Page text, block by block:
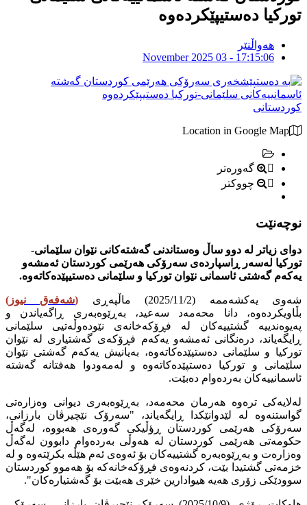
تورکیا دەستیپێکردەوە
هەواڵنێر
November 2025 03 - 17:15:06
کوردستانی
Location in Google Map
گەورەتر
چووکتر
نوچەنێت
دوای زیاتر لە دوو ساڵ وەستاندنی گەشتەکانی نێوان سلێمانی-
تورکیا لەسەر ڕاسپاردەی سەرۆکی هەرێمی کوردستان ئەمشەو
یەکەم گەشتی ئاسمانی نێوان تورکیا و سلێمانی دەستیپێدەکاتەوە.
شەوی یەکشەممە (2025/11/2) ماڵپەڕی (شەفەق نیوز )
بڵاویکردەوە، دانا محەمەد سەعید، بەڕێوەبەری ڕاگەیاندن و
پەیوەندییە گشتییەکان لە فڕۆکەخانەی نێودەوڵەتیی سلێمانی
ڕایگەیاند، درەنگانی ئەمشەو یەکەم فڕۆکەی گەشتیاری لە نێوان
تورکیا و سلێمانی دەستپێدەکاتەوە، بەیانیش یەکەم گەشتی نێوان
سلێمانی و تورکیا دەستپێدەکاتەوە و لەمەودوا هەفتانە گەشتە
ئاسمانییەکان بەردەوام دەبێت.
لەلایەکی ترەوە هەرمان محەمەد، بەڕێوەبەری دیوانی وەزارەتی
گواستنەوە لە لێدوانێکدا ڕایگەیاند، "سەرۆک نێچیرڤان بارزانی،
سەرۆکی هەرێمی کوردستان ڕؤڵیکی گەورەی هەبووە، لەگەڵ
حکومەتی هەرێمی کوردستان لە هەوڵی بەردەوام دابوون لەگەڵ
وەزارەت و بەڕێوەبەرە گشتییەکان بۆ ئەوەی ئەم هێڵە بکرێتەوە و لە
خزمەتی گشتیدا بێت، کردنەوەی فڕۆکەخانەکە بۆ هەموو کوردستان
سوودێکی زۆری هەیە هیوادارین خێری هەبێت بۆ گەشتیارەکان".